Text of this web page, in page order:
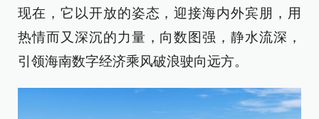
现在，它以开放的姿态，迎接海内外宾朋，用
热情而又深沉的力量，向数图强，静水流深，
引领海南数字经济乘风破浪驶向远方。